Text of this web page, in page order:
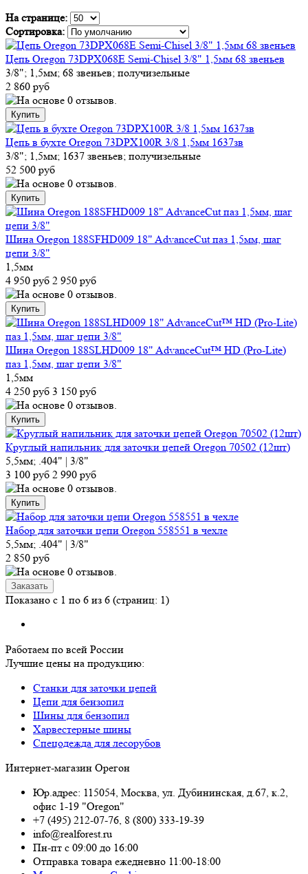
На странице:
Сортировка:
Цепь Oregon 73DPX068E Semi-Chisel 3/8" 1,5мм 68 звеньев
3/8"; 1,5мм; 68 звеньев; получизельные
2 860 руб
Цепь в бухте Oregon 73DPX100R 3/8 1,5мм 1637зв
3/8"; 1,5мм; 1637 звеньев; получизельные
52 500 руб
Шина Oregon 188SFHD009 18" AdvanceCut паз 1,5мм, шаг
цепи 3/8"
1,5мм
4 950 руб 2 950 руб
Шина Oregon 188SLHD009 18" AdvanceCut™ HD (Pro-Lite)
паз 1,5мм, шаг цепи 3/8"
1,5мм
4 250 руб 3 150 руб
Круглый напильник для заточки цепей Oregon 70502 (12шт)
5,5мм; .404" | 3/8"
3 100 руб 2 990 руб
Набор для заточки цепи Oregon 558551 в чехле
5,5мм; .404" | 3/8"
2 850 руб
Показано с 1 по 6 из 6 (страниц: 1)
Работаем по всей России
Лучшие цены на продукцию:
Станки для заточки цепей
Цепи для бензопил
Шины для бензопил
Харвестерные шины
Спецодежда для лесорубов
Интернет-магазин Орегон
Юр.адрес: 115054, Москва, ул. Дубининская, д.67, к.2,
офис 1-19 "Oregon"
+7 (495) 212-07-76, 8 (800) 333-19-39
info@realforest.ru
Пн-пт с 09:00 до 16:00
Отправка товара ежедневно 11:00-18:00